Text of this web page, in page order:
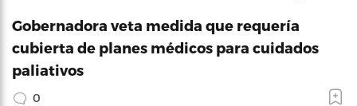
Gobernadora veta medida que requería
cubierta de planes médicos para cuidados
paliativos
0